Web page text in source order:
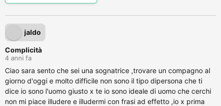
jaldo
Complicità
4 anni fa
Ciao sara sento che sei una sognatrice ,trovare un compagno al
giorno d'oggi e molto difficile non sono il tipo dipersona che ti
dice io sono l'uomo giusto x te io sono ideale di uomo che cerchi
non mi piace illudere e illudermi con frasi ad effetto ,io x prima